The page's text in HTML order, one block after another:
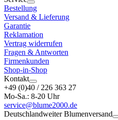
Bestellung
Versand & Lieferung
Garantie
Reklamation
Vertrag widerrufen
Fragen & Antworten
Firmenkunden
Shop-in-Shop
Kontakt
+49 (0)40 / 226 363 27
Mo-Sa.: 8-20 Uhr
service@blume2000.de
Deutschlandweiter Blumenversand